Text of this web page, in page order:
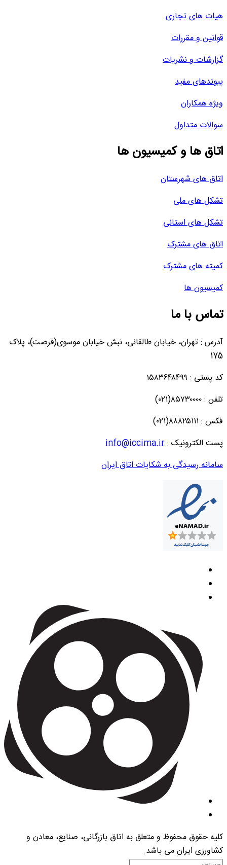
هیات های تجاری
قوانین و مقررات
گزارشات و نشریات
پیوندهای مفید
ویژه همکاران
سوالات متداول
اتاق ها و کمیسیون ها
اتاق های شهرستان
تشکل های ملی
تشکل های استانی
اتاق های مشترک
کمیته های مشترک
کمیسیون ها
تماس با ما
آدرس : تهران، خیابان طالقانی، نبش خیابان موسوی(فرصت)، پلاک
175
کد پستی : ۱۵۸۳۶۴۸۴۹۹
تلفن : ۸۵۷۳۰۰۰۰(۰۲۱)
فکس : ۸۸۸۲۵۱۱۱(۰۲۱)
پست الکترونیک :info@iccima.ir
سامانه رسیدگی به شکایات اتاق ایران
کلیه حقوق محفوظ و متعلق به اتاق بازرگانی، صنایع، معادن و
کشاورزی ایران می باشد.